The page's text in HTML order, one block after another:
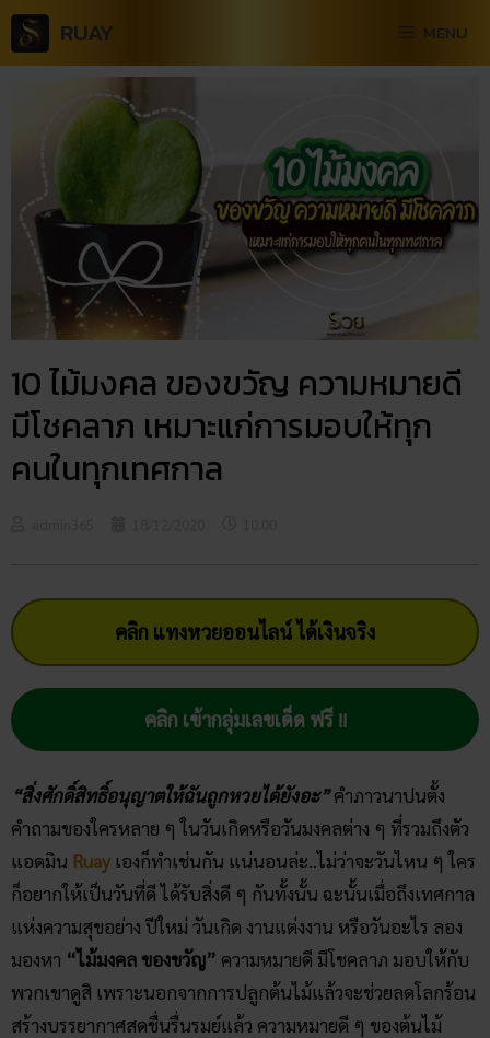
RUAY MENU
10 ไม้มงคล​ ของขวัญ​ ความหมายดี
มีโชคลาภ เหมาะแก่การมอบให้ทุก
คนในทุกเทศกาล
คลิก แทงหวยออนไลน์ ได้เงินจริง
คลิก เข้ากลุ่มเลขเด็ด ฟรี !!
“สิ่งศักดิ์สิทธิ์อนุญาตให้ฉันถูกหวยได้ยังอะ”คำภาวนาปนตั้ง
คำถามของใครหลาย ๆ ในวันเกิดหรือวันมงคลต่าง ๆ ที่รวมถึงตัว
แอดมิน Ruay เองก็ทำเช่นกัน แน่นอนล่ะ..ไม่ว่าจะวันไหน ๆ ใคร
ก็อยากให้เป็นวันที่ดี ได้รับสิ่งดี ๆ กันทั้งนั้น ฉะนั้นเมื่อถึงเทศกาล
แห่งความสุขอย่าง ปีใหม่ วันเกิด งานแต่งงาน หรือวันอะไร ลอง
มองหา “ไม้มงคล ของขวัญ” ความหมายดี มีโชคลาภ มอบให้กับ
พวกเขาดูสิ เพราะนอกจากการปลูกต้นไม้แล้วจะช่วยลดโลกร้อน
สร้างบรรยากาศสดชื่นรื่นรมย์แล้ว ความหมายดี ๆ ของต้นไม้